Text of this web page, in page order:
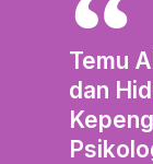
Temu
dan